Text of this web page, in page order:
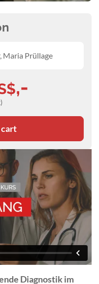
Diagnostik im
Maria Prüllage
,-